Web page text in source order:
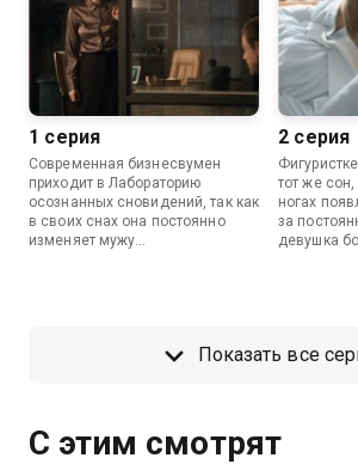
1 серия
Современная бизнесвумен
приходит в Лабораторию
осознанных сновидений, так как
в своих снах она постоянно
изменяет мужу...
2 серия
тот же
ногах
за
девушка
Показать все
С этим смотрят